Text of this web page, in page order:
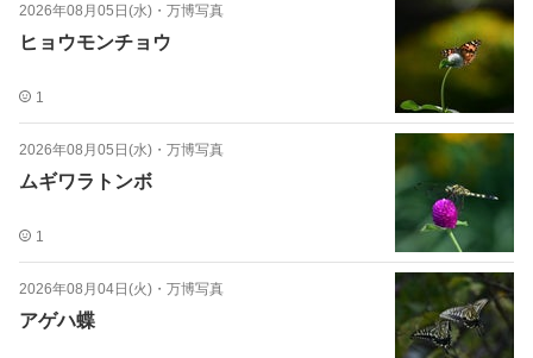
2026年08月05日(水) ・ 万博写真
ヒョウモンチョウ
1
2026年08月05日(水) ・ 万博写真
ムギワラトンボ
1
2026年08月04日(火) ・ 万博写真
アゲハ蝶